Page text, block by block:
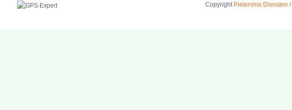
Copyright Pietersma Diensten /